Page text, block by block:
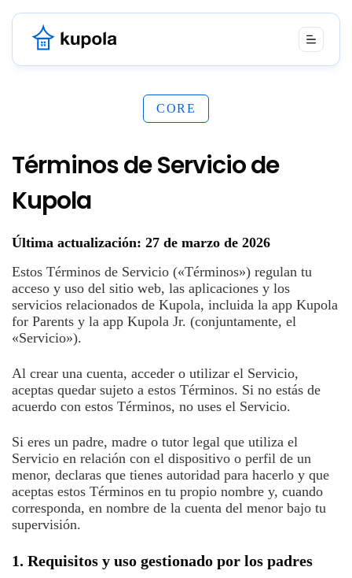
CORE
Términos de Servicio de
Kupola
Última actualización: 27 de marzo de 2026
Estos Términos de Servicio («Términos») regulan tu
acceso y uso del sitio web, las aplicaciones y los
servicios relacionados de Kupola, incluida la app Kupola
for Parents y la app Kupola Jr. (conjuntamente, el
«Servicio»).
Al crear una cuenta, acceder o utilizar el Servicio,
aceptas quedar sujeto a estos Términos. Si no estás de
acuerdo con estos Términos, no uses el Servicio.
Si eres un padre, madre o tutor legal que utiliza el
Servicio en relación con el dispositivo o perfil de un
menor, declaras que tienes autoridad para hacerlo y que
aceptas estos Términos en tu propio nombre y, cuando
corresponda, en nombre de la cuenta del menor bajo tu
supervisión.
1. Requisitos y uso gestionado por los padres